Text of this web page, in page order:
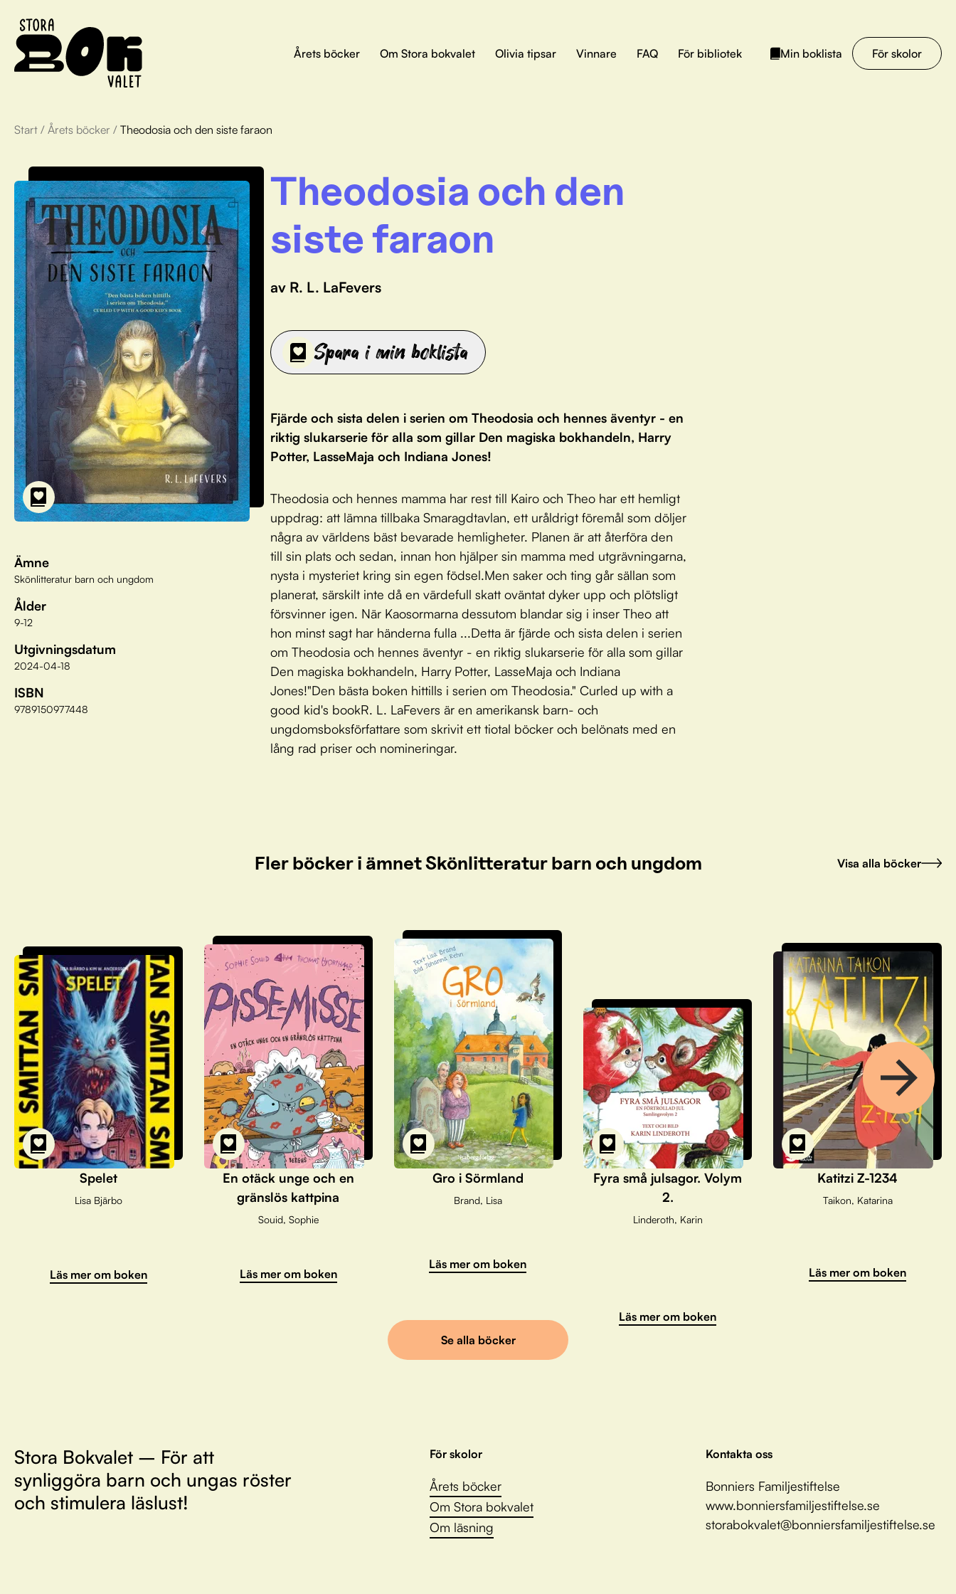
Årets böcker Om Stora bokvalet Olivia tipsar Vinnare FAQ För bibliotek Min boklista För skolor
Start / Årets böcker / Theodosia och den siste faraon
Ämne
Skönlitteratur barn och ungdom
Ålder
9-12
Utgivningsdatum
2024-04-18
ISBN
9789150977448
Theodosia och den
siste faraon
av R. L. LaFevers
Spara i min boklista
Fjärde och sista delen i serien om Theodosia och hennes äventyr - en
riktig slukarserie för alla som gillar Den magiska bokhandeln, Harry
Potter, LasseMaja och Indiana Jones!
Theodosia och hennes mamma har rest till Kairo och Theo har ett hemligt
uppdrag: att lämna tillbaka Smaragdtavlan, ett uråldrigt föremål som döljer
några av världens bäst bevarade hemligheter. Planen är att återföra den
till sin plats och sedan, innan hon hjälper sin mamma med utgrävningarna,
nysta i mysteriet kring sin egen födsel.Men saker och ting går sällan som
planerat, särskilt inte då en värdefull skatt oväntat dyker upp och plötsligt
försvinner igen. När Kaosormarna dessutom blandar sig i inser Theo att
hon minst sagt har händerna fulla ...Detta är fjärde och sista delen i serien
om Theodosia och hennes äventyr - en riktig slukarserie för alla som gillar
Den magiska bokhandeln, Harry Potter, LasseMaja och Indiana
Jones!"Den bästa boken hittills i serien om Theodosia." Curled up with a
good kid's bookR. L. LaFevers är en amerikansk barn- och
ungdomsboksförfattare som skrivit ett tiotal böcker och belönats med en
lång rad priser och nomineringar.
Fler böcker i ämnet Skönlitteratur barn och ungdom Visa alla böcker
Spelet
Lisa Bjärbo
Läs mer om boken
En otäck unge och en
gränslös kattpina
Souid, Sophie
Läs mer om boken
Gro i Sörmland
Brand, Lisa
Läs mer om boken
Fyra små julsagor. Volym
2.
Linderoth, Karin
Läs mer om boken
Katitzi Z-1234
Taikon, Katarina
Läs mer om boken
Se alla böcker
Stora Bokvalet – För att
synliggöra barn och ungas röster
och stimulera läslust!
För skolor
Årets böcker
Om Stora bokvalet
Om läsning
Kontakta oss
Bonniers Familjestiftelse
www.bonniersfamiljestiftelse.se
storabokvalet@bonniersfamiljestiftelse.se